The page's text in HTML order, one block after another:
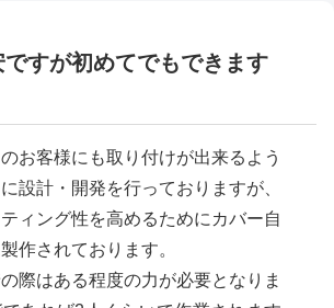
すが初めてでもできます
お客様にも取り付けが出来るよう
設計・開発を行っておりますが、
ィング性を高めるためにカバー自
作されております。
際はある程度の力が必要となりま